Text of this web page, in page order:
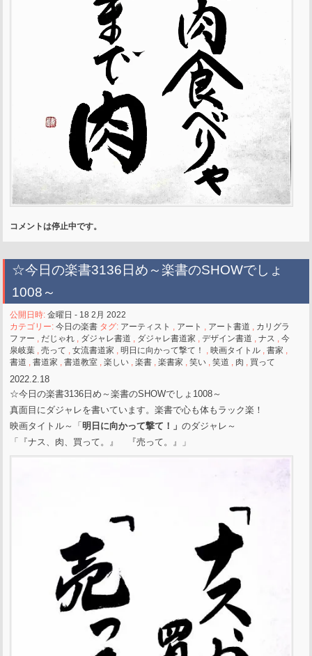
コメントは停止中です。
☆今日の楽書3136日め～楽書のSHOWでしょ
1008～
公開日時:金曜日 - 18 2月 2022
カテゴリー:今日の楽書 タグ: アーティスト アート アート書道
カリグラ
ファー
だじゃれ ダジャレ書道 ダジャレ書道家 ,デザイン書道 ,ナス ,今
泉岐葉 ,売って ,女流書道家 ,明日に向かって撃て！ ,映画タイトル ,書家
書道
,書道家 ,書道教室 ,楽しい ,楽書 ,楽書家 ,笑い ,笑道 肉 買って
2022.2.18
☆今日の楽書3136日め～楽書のSHOWでしょ1008～
真面目にダジャレを書いています。楽書で心も体もラック楽！
映画タイトル～「明日に向かって撃て！」のダジャレ～
「『ナス、肉、買って。』 『売って。』」